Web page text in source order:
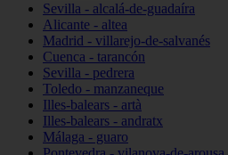
Sevilla - alcalá-de-guadaíra
Alicante - altea
Madrid - villarejo-de-salvanés
Cuenca - tarancón
Sevilla - pedrera
Toledo - manzaneque
Illes-balears - artà
Illes-balears - andratx
Málaga - guaro